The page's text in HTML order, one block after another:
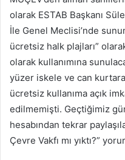
olarak ESTAB Başkanı
İle Genel Meclisi’nde
ücretsiz halk plajları”
olarak kullanımına
yüzer iskele ve can
ücretsiz kullanıma açık
edilmemişti. Geçtiğimiz
hesabından tekrar
Çevre Vakfı mı yıktı?”